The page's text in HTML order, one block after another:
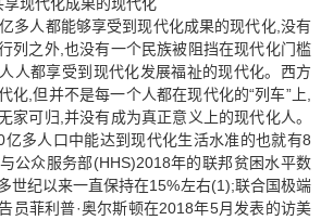
现代化成果的现代化
多人都能够享受到现代化成果的现代化,没有
列之外,也没有一个民族被阻挡在现代化门槛
人都享受到现代化发展福祉的现代化。西方
化,但并不是每一个人都在现代化的“列车”上,
家可归,并没有成为真正意义上的现代化人。
多人口中能达到现代化生活水准的也就有8
公众服务部(HHS)2018年的联邦贫困水平数
世纪以来一直保持在15%左右(1);联合国极端
员菲利普·奥尔斯顿在2018年5月发表的访美